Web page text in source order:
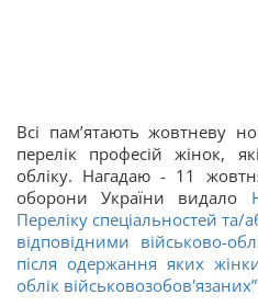
Всі пам’ятають жовтневу
перелік професій жінок,
обліку. Нагадаю - 11
оборони України видало
Переліку спеціальностей та/
відповідними військово-
після одержання яких
облік військовозобов'язаних”